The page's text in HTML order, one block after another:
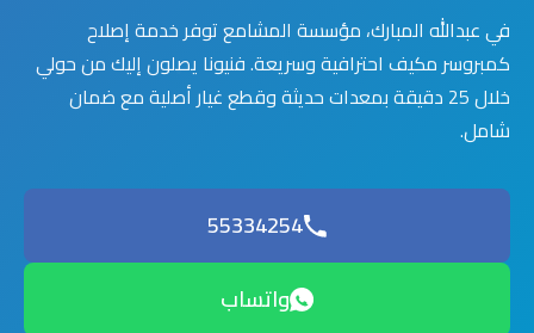
في عبدالله المبارك، مؤسسة المشامع توفر خدمة إصلاح
كمبروسر مكيف احترافية وسريعة. فنيونا يصلون إليك من حولي
خلال 25 دقيقة بمعدات حديثة وقطع غيار أصلية مع ضمان
شامل.
55334254
واتساب